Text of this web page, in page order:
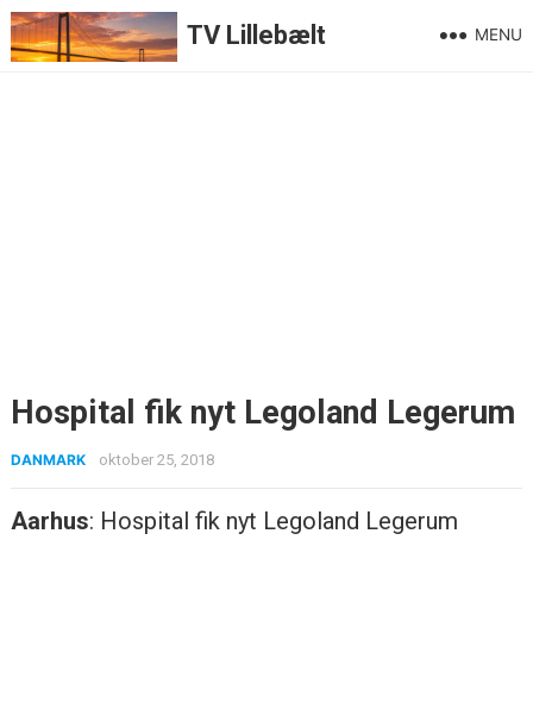
TV Lillebælt MENU
Hospital fik nyt Legoland Legerum
DANMARK oktober 25, 2018
Aarhus: Hospital fik nyt Legoland Legerum